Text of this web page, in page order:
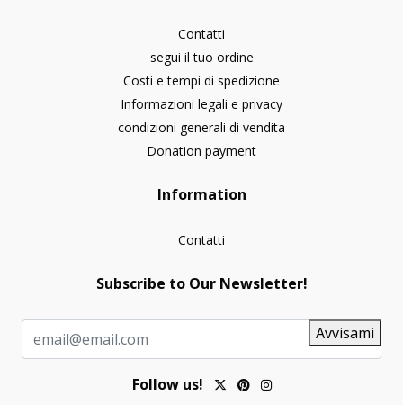
Contatti
segui il tuo ordine
Costi e tempi di spedizione
Informazioni legali e privacy
condizioni generali di vendita
Donation payment
Information
Contatti
Subscribe to Our Newsletter!
Avvisami
Follow us!